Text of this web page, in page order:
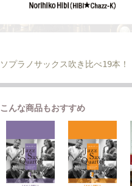
ソプラノサックス吹き比べ19本
こんな商品もおすすめ